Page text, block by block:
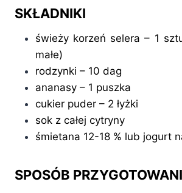
SKŁADNIKI
świeży korzeń selera – 1
małe)
rodzynki – 10 dag
ananasy – 1 puszka
cukier puder – 2 łyżki
sok z całej cytryny
śmietana 12-18 % lub jogurt
SPOSÓB